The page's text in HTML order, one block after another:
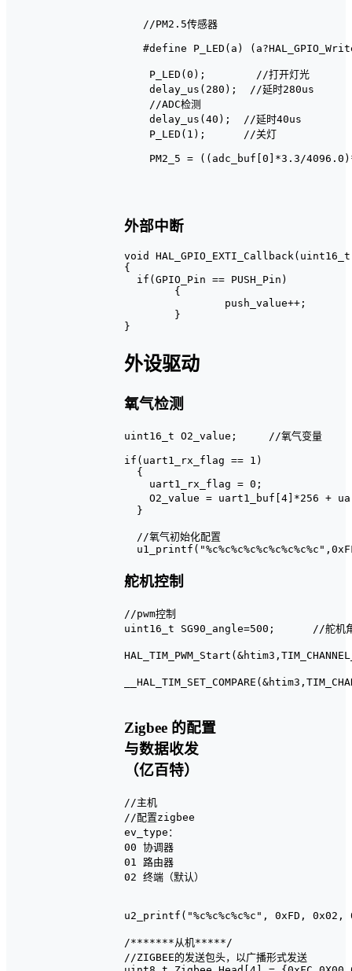
   //PM2.5传感器
#define P_LED(a)
    P_LED(0);        //打开灯光
    delay_us(280);  //延时280us
    //ADC检测
    delay_us(40);  //延时40us
    P_LED(1);      //关灯
PM2_5 = ((adc_buf[0]*3.3/
外部中断
void
{
  if(GPIO_Pin == PUSH_Pin)
外设驱动
氧气检测
uint16_t O2_value;     //氧气变量
if(uart1_rx_flag == 1)
  {
    uart1_rx_flag = 0;
O2_value = uart1_buf[4]*256 +
  }
  //氧气初始化配置
舵机控制
//pwm控制
uint16_t SG90_angle=500;      //舵机角
Zigbee 的配置
与数据收发
（亿百特）
//主机
//配置zigbee
ev_type：
00 协调器
01 路由器
02 终端（默认）
u2_printf("%c%c%c%c%c", 0xFD, 0x02, 0x01, 0x00,
/*******从机*****/
//ZIGBEE的发送包头，以广播形式发送